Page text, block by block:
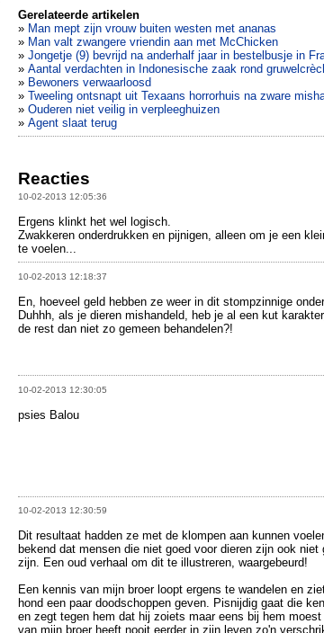
Gerelateerde artikelen
» Man mept zijn vrouw buiten westen met ananas
» Man valt zwangere vriendin aan met McChicken
» Jongetje (9) bevrijd na anderhalf jaar in bestelbusje in
» Aantal verdachten in Indonesische zaak rond
» Bewoners verwaarloosd
» Tweeling ontsnapt uit Texaans horrorhuis na zware
» Ouderen niet veilig in verpleeghuizen
» Agent slaat terug
Reacties
10-02-2013 12:05:36
Ergens klinkt het wel logisch.
Zwakkeren onderdrukken en pijnigen, alleen om je een
te voelen...
10-02-2013 12:18:37
En, hoeveel geld hebben ze weer in dit stompzinnige
Duhhh, als je dieren mishandeld, heb je al een kut
de rest dan niet zo gemeen behandelen?!
10-02-2013 12:30:05
psies Balou
10-02-2013 12:30:59
Dit resultaat hadden ze met de klompen aan kunnen
bekend dat mensen die niet goed voor dieren zijn ook niet
zijn. Een oud verhaal om dit te illustreren, waargebeurd!
Een kennis van mijn broer loopt ergens te wandelen en
hond een paar doodschoppen geven. Pisnijdig gaat die
en zegt tegen hem dat hij zoiets maar eens bij hem
van mijn broer heeft nooit eerder in zijn leven zo'n